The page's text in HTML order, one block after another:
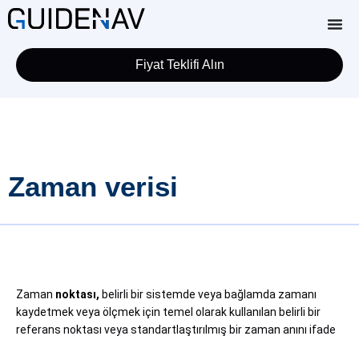
Fiyat Teklifi Alın
Zaman verisi
Zaman noktası, belirli bir sistemde veya bağlamda zamanı
kaydetmek veya ölçmek için temel olarak kullanılan belirli bir
referans noktası veya standartlaştırılmış bir zaman anını ifade